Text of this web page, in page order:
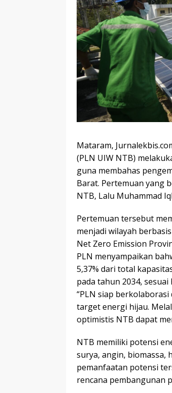
Mataram,
(PLN UIW NTB)
guna membahas
Barat. Pertemuan yang
NTB, Lalu Muhammad
Pertemuan tersebut
menjadi wilayah
Net Zero Emission
PLN menyampaikan
5,37% dari total
pada tahun 2034, sesuai
“PLN siap
target energi hijau.
optimistis NTB dapat
NTB memiliki potensi
surya, angin, biomassa,
pemanfaatan potensi
rencana pembangunan